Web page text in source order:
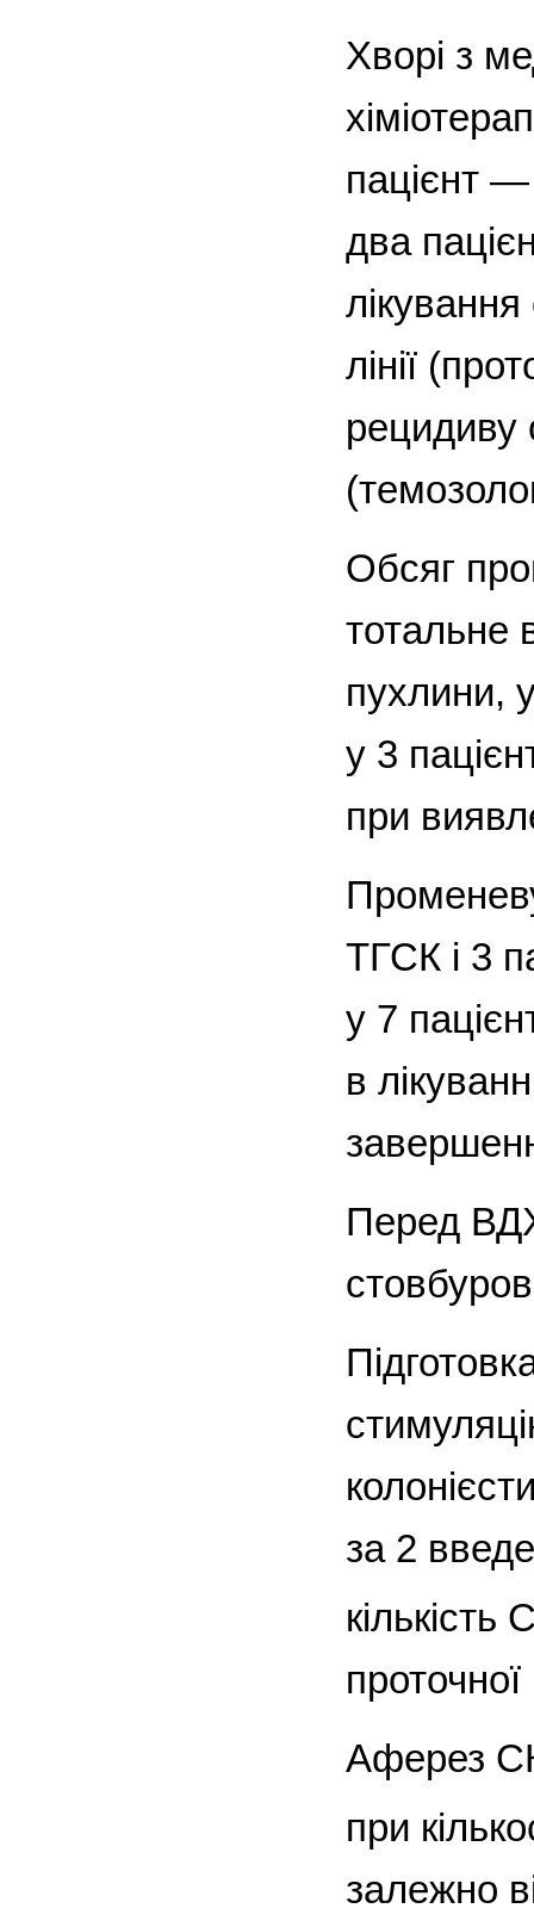
Хворі з
пацієнт
два
лінії
рецидиву
Обсяг
тотальне
пухлини,
у 3
при
ТГСК і 3
у 7
в
Перед
за 2
кількість
проточної
Аферез
при
залежно